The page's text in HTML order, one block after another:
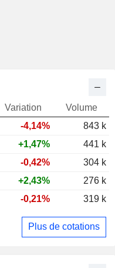
Variation
Volume
-4,14%
843 k
+1,47%
441 k
-0,42%
304 k
+2,43%
276 k
-0,21% 319 k
Plus de cotations